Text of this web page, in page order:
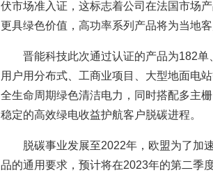
伏市场准入证，这标志着公司在法国市场
更具绿色价值，高功率系列产品将为当地客
晋能科技此次通过认证的产品为182
用户用分布式、工商业项目、大型地面电
全生命周期绿色清洁电力，同时搭配多主
稳定的高效绿电收益护航客户脱碳进程。
脱碳事业发展至2022年，欧盟为了加
品的通用要求，预计将在2023年的第二季